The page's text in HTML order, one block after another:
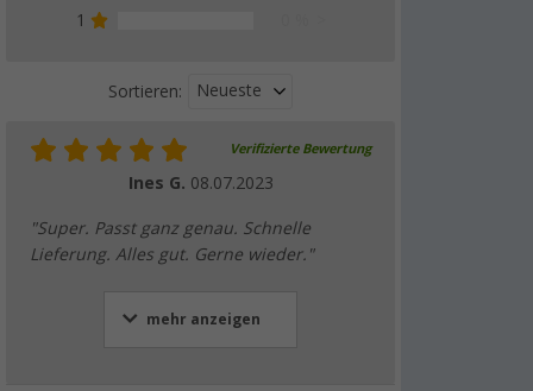
1
Sortieren: Neueste
Verifizierte Bewertung
Ines G. 08.07.2023
"Super. Passt ganz genau. Schnelle
Lieferung. Alles gut. Gerne wieder."
mehr anzeigen